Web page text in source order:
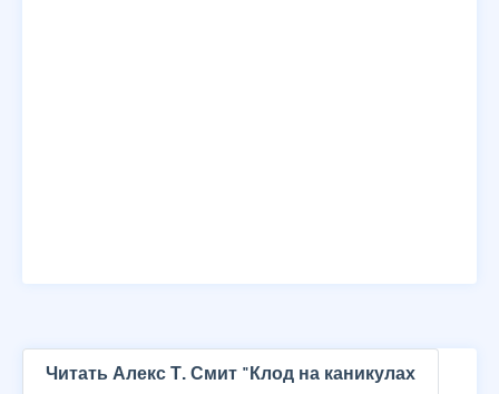
Читать Алекс Т. Смит "Клод на каникулах